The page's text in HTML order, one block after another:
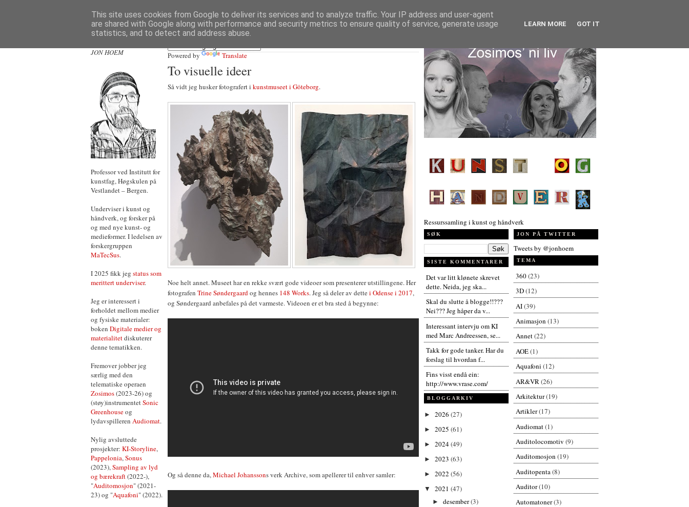
JON HOEM
Professor ved Institutt for
kunstfag, Høgskulen på
Vestlandet – Bergen.
Underviser i kunst og
håndverk, og forsker på
og med nye kunst- og
medieformer. I ledelsen av
forskergruppen
MaTecSus.
I 2025 fikk jeg status som
merittert underviser.
Jeg er interessert i
forholdet mellom medier
og fysiske materialer:
boken Digitale medier og
materialitetdiskuterer
denne tematikken.
Fremover jobber jeg
særlig med den
telematiske operaen
Zosimos(2023-26) og
(støy)instrumentetSonic
Greenhouseog
lydavspilleren Audiomat.
Nylig avsluttede
prosjekter: KI-Storyline,
Pappelonia,Sonus
(2023),Sampling av lyd
og bærekraft(2022-),
"Auditomosjon" (2021-
23) og "Aquafoni" (2022).
Powered by Translate
To visuelle ideer
Så vidt jeg husker fotografert i kunstmuseet i Göteborg.
Noe helt annet. Museet har en rekke svært gode videoer som presenterer utstillingene. Her
fotografen Trine Søndergaardog hennes 148 Works. Jeg så deler av dettei Odense i 2017,
og Søndergaard anbefales på det varmeste. Videoen er et bra sted å begynne:
Og så denne da,Michael Johanssons verk Archive, som apellerer til enhver samler:
Ressurssamling i kunst og håndverk
SØK
SISTE KOMMENTARER
Det var litt klønete skrevet
dette. Neida, jeg ska...
Skal du slutte å blogge!!???
Nei??? Jeg håper da v...
Interessant intervju om KI
med Marc Andreessen, se...
Takk for gode tanker. Har du
forslag til hvordan f...
Fins visst endå ein:
http://www.vrase.com/
BLOGGARKIV
► 2026 (27)
► 2025 (61)
► 2024(49)
► 2023 (63)
► 2022 (56)
▼ 2021 (47)
► desember(3)
JON PÅ TWITTER
Tweets by @jonhoem
TEMA
360(23)
3D(12)
AI(39)
Animasjon (13)
Annet(22)
AOE(1)
Aquafoni (12)
AR&VR (26)
Arkitektur(19)
Artikler(17)
Audiomat(1)
Auditolocomotiv (9)
Auditomosjon (19)
Auditopenta(8)
Auditor(10)
Automatoner(3)
This site uses cookies from Google to deliver its services and to analyze traffic. Your IP address and user-agent
are shared with Google along with performance and security metrics to ensure quality of service, generate usage
statistics, and to detect and address abuse.
LEARN MORE GOT IT